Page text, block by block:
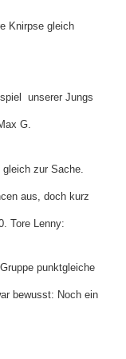
Knirpse gleich
unserer Jungs
G.
zur Sache.
aus, doch kurz
Tore Lenny:
punktgleiche
bewusst: Noch ein